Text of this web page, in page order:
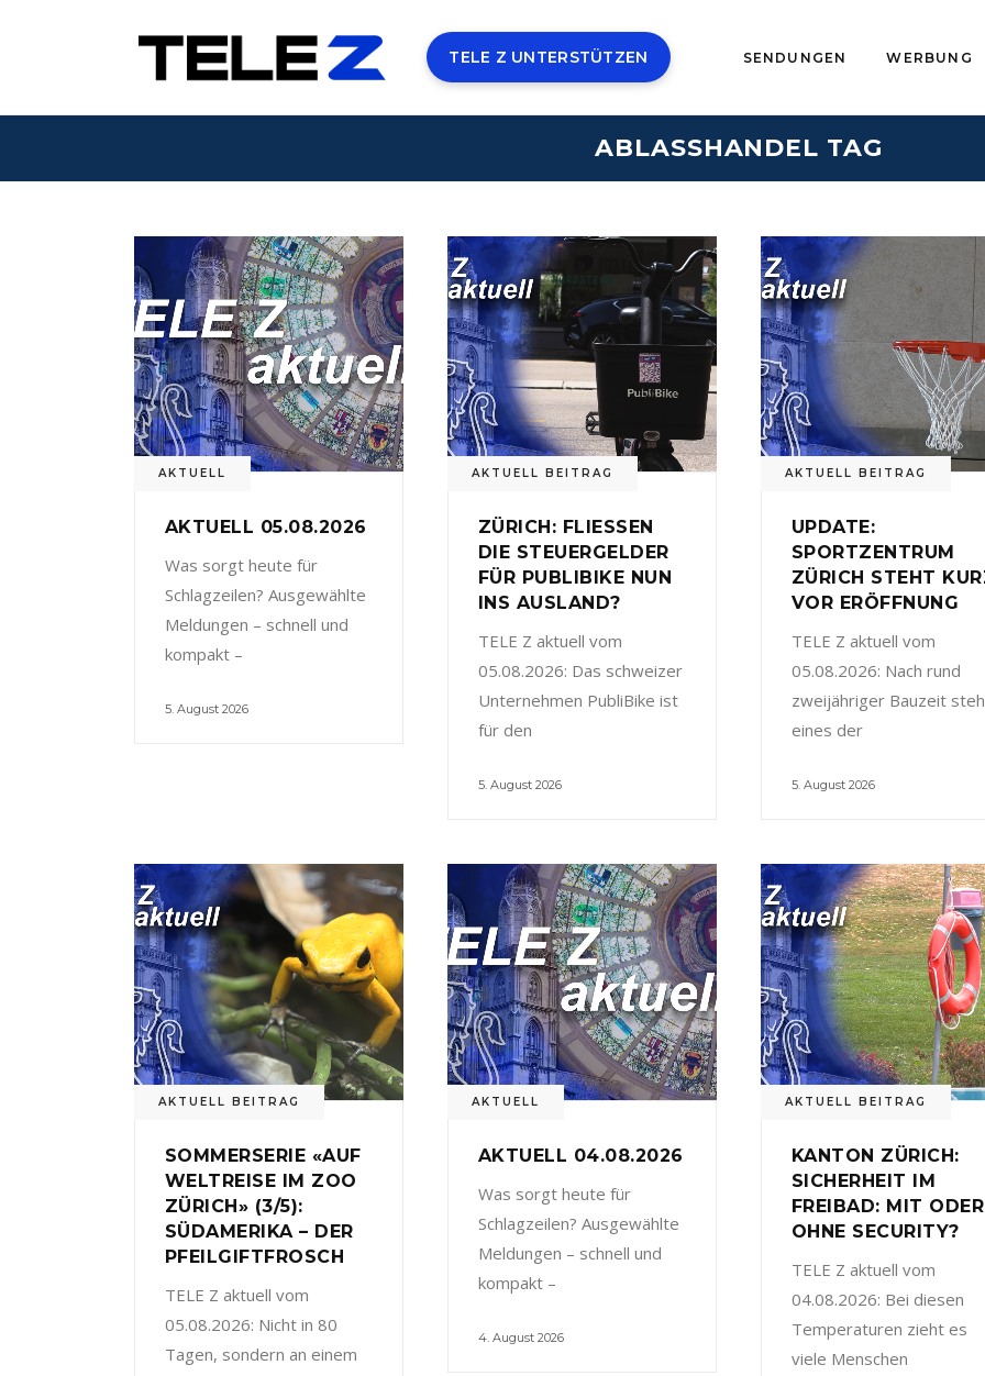
TELE Z UNTERSTÜTZEN SENDUNGEN WERBUNG
ABLASSHANDEL TAG
AKTUELL
AKTUELL 05.08.2026
Was sorgt heute für
Schlagzeilen? Ausgewählte
Meldungen – schnell und
kompakt –
5. August 2026
AKTUELL BEITRAG
ZÜRICH: FLIESSEN
DIE STEUERGELDER
FÜR PUBLIBIKE NUN
INS AUSLAND?
TELE Z aktuell vom
05.08.2026: Das schweizer
Unternehmen PubliBike ist
für den
5. August 2026
AKTUELL BEITRAG
UPDATE:
SPORTZENTRUM
ZÜRICH STEHT
VOR ERÖFFNUNG
TELE Z aktuell vom
05.08.2026: Nach rund
zweijähriger Bauzeit
eines der
5. August 2026
AKTUELL BEITRAG
SOMMERSERIE «AUF
WELTREISE IM ZOO
ZÜRICH» (3/5):
SÜDAMERIKA – DER
PFEILGIFTFROSCH
TELE Z aktuell vom
05.08.2026: Nicht in 80
Tagen, sondern an einem
AKTUELL
AKTUELL 04.08.2026
Was sorgt heute für
Schlagzeilen? Ausgewählte
Meldungen – schnell und
kompakt –
4. August 2026
AKTUELL BEITRAG
KANTON ZÜRICH:
SICHERHEIT IM
FREIBAD: MIT ODER
OHNE SECURITY?
TELE Z aktuell vom
04.08.2026: Bei diesen
Temperaturen zieht es
viele Menschen